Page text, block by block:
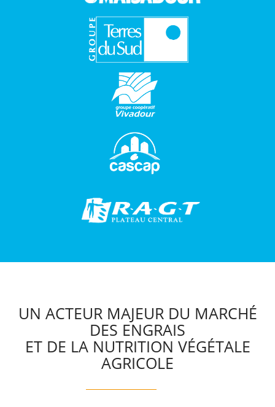
UN ACTEUR MAJEUR DU MARCHÉ
DES ENGRAIS
ET DE LA NUTRITION VÉGÉTALE
AGRICOLE